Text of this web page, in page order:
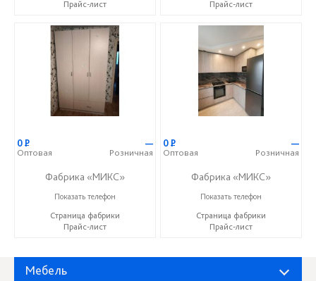
Прайс-лист
Прайс-лист
0Р
Оптовая
—
Розничная
Фабрика «МИКС»
+7 (937) 423-36-37
Показать телефон
Страница фабрики
Прайс-лист
0Р
Оптовая
—
Розничная
Фабрика «МИКС»
+7 (937) 423-36-37
Показать телефон
Страница фабрики
Прайс-лист
Мебель